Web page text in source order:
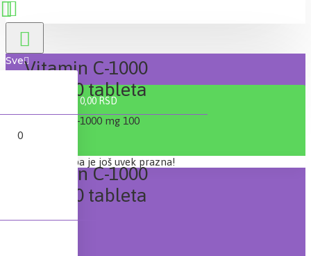
Sve
0 proizvod(a) - 0,00 RSD
0
Vaša korpa je još uvek prazna!
Vitamin C-1000
mg 100 tableta
Vitamin C-1000
mg 100 tableta